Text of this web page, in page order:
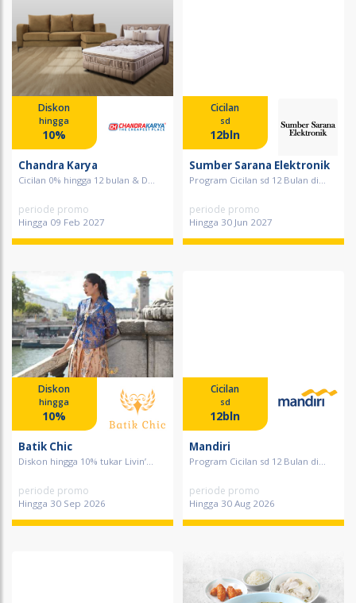
Diskon
hingga
10%
Chandra Karya
Cicilan 0% hingga 12 bulan & D...
periode promo
Hingga 09 Feb 2027
Cicilan
sd
12bln
Sumber Sarana Elektronik
Program Cicilan sd 12 Bulan di...
periode promo
Hingga 30 Jun 2027
Diskon
hingga
10%
Batik Chic
Diskon hingga 10% tukar Livin’...
periode promo
Hingga 30 Sep 2026
Cicilan
sd
12bln
Mandiri
Program Cicilan sd 12 Bulan di...
periode promo
Hingga 30 Aug 2026